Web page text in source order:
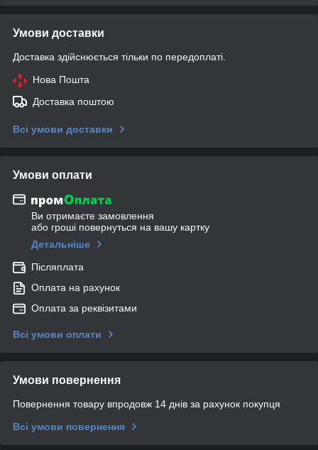
Умови доставки
Доставка здійснюється тільки по передоплаті.
Нова Пошта
Доставка поштою
Всі умови доставки
Умови оплати
Ви отримаєте замовлення
або гроші повернуться на вашу картку
Детальніше
Післяплата
Оплата на рахунок
Оплата за реквізитами
Всі умови оплати
Умови повернення
Повернення товару впродовж 14 днів за рахунок покупця
Всі умови повернення